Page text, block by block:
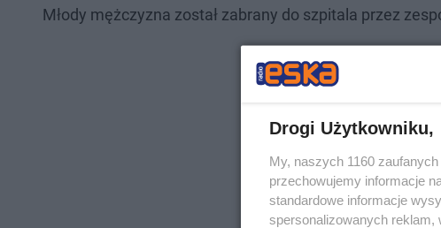
Młody mężczyzna został zabrany do szpitala przez
Drogi Użytkowniku,
My, naszych 1160
przechowujemy informacje
standardowe informacje
spersonalizowanych reklam,